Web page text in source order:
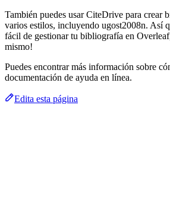
También puedes usar CiteDrive para crear
varios estilos, incluyendo ugost2008n. Así
fácil de gestionar tu bibliografía en
mismo!
Puedes encontrar más información sobre
documentación de ayuda en línea.
Edita esta página